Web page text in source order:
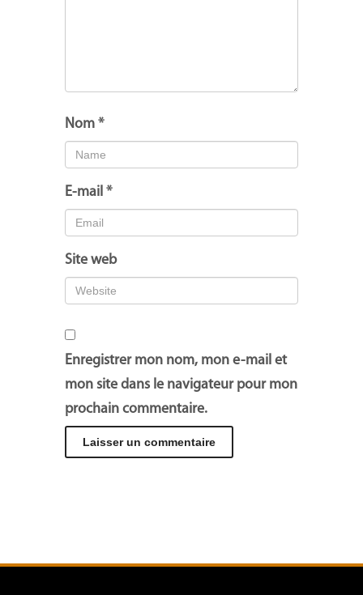
Nom *
E-mail *
Site web
Enregistrer mon nom, mon e-mail et
mon site dans le navigateur pour mon
prochain commentaire.